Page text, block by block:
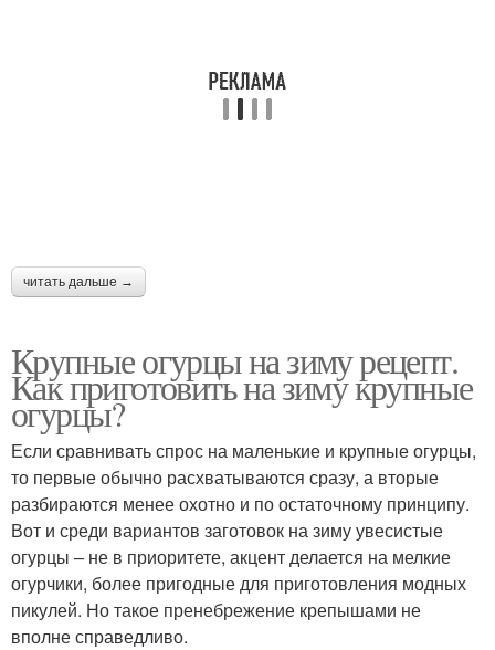
читать дальше →
Крупные огурцы на зиму рецепт.
Как приготовить на зиму крупные
огурцы?
Если сравнивать спрос на маленькие и крупные огурцы,
то первые обычно расхватываются сразу, а вторые
разбираются менее охотно и по остаточному принципу.
Вот и среди вариантов заготовок на зиму увесистые
огурцы – не в приоритете, акцент делается на мелкие
огурчики, более пригодные для приготовления модных
пикулей. Но такое пренебрежение крепышами не
вполне справедливо.